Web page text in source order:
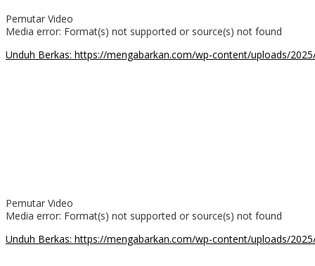
Media error: Format(s) not supported or source(s) not found
Unduh Berkas: https://mengabarkan.com/wp-content/uploads/
Pemutar Video
Media error: Format(s) not supported or source(s) not found
Unduh Berkas: https://mengabarkan.com/wp-content/uploads/
Pemutar Video